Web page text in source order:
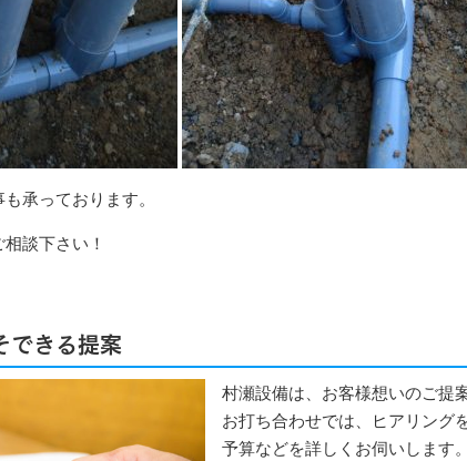
承っております。
談下さい！
できる提案
村瀬設備は、お客様想いのご提
お打ち合わせでは、ヒアリング
予算などを詳しくお伺いします。